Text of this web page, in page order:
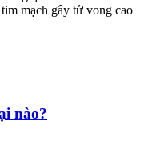
mạch gây tử vong cao
nào?